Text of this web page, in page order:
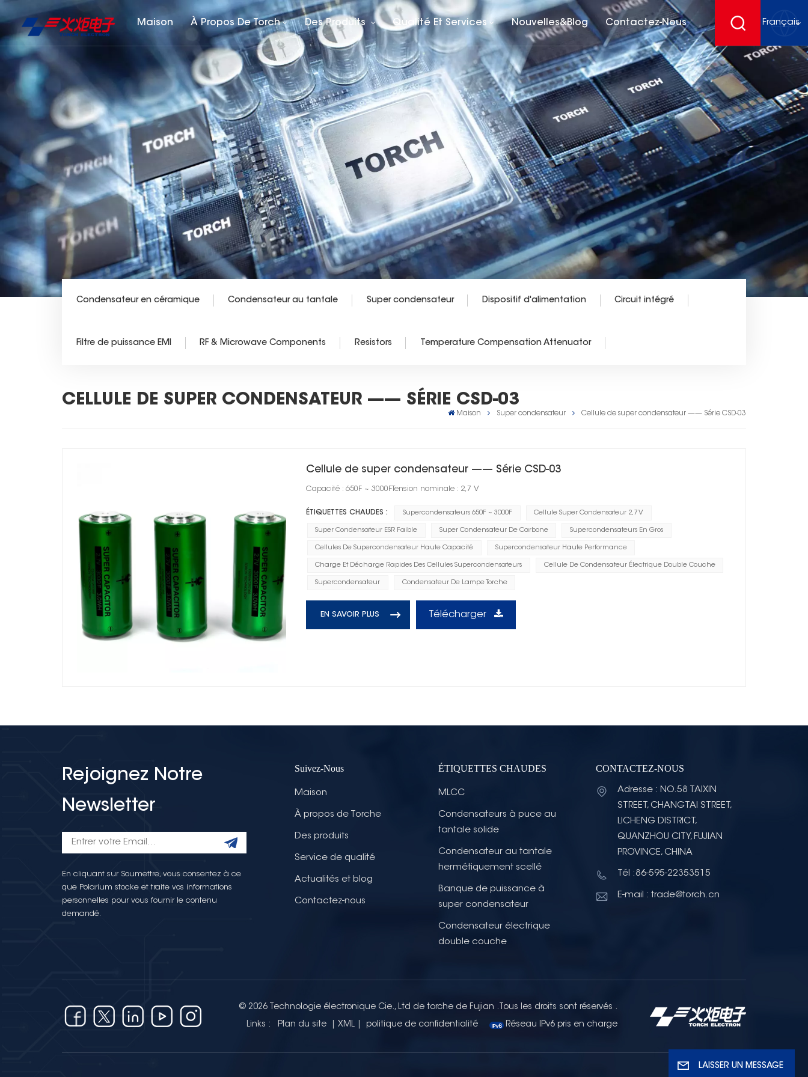
Maison À Propos De Torch Des Produits Qualité Et Services Nouvelles&Blog Contactez-Nous Français
English
français
Deutsch
español
Condensateur en céramique Condensateur au tantale Super condensateur Dispositif d'alimentation Circuit intégré
Filtre de puissance EMI RF & Microwave Components Resistors Temperature Compensation Attenuator
CELLULE DE SUPER CONDENSATEUR —— SÉRIE CSD-03
Maison Super condensateur Cellule de super condensateur —— Série CSD-03
Cellule de super condensateur —— Série CSD-03
Capacité : 650F ~ 3000FTension nominale : 2,7 V
ÉTIQUETTES CHAUDES : Supercondensateurs 650F ~ 3000F Cellule Super Condensateur 2,7 V
Super Condensateur ESR Faible Super Condensateur De Carbone Supercondensateurs En Gros
Cellules De Supercondensateur Haute Capacité Supercondensateur Haute Performance
Charge Et Décharge Rapides Des Cellules Supercondensateurs Cellule De Condensateur Électrique Double Couche
Supercondensateur Condensateur De Lampe Torche
EN SAVOIR PLUS Télécharger
Rejoignez Notre
Newsletter
En cliquant sur Soumettre, vous consentez à ce
que Polarium stocke et traite vos informations
personnelles pour vous fournir le contenu
demandé.
Suivez-Nous
Maison
À propos de Torche
Des produits
Service de qualité
Actualités et blog
Contactez-nous
ÉTIQUETTES CHAUDES
MLCC
Condensateurs à puce au
tantale solide
Condensateur au tantale
hermétiquement scellé
Banque de puissance à
super condensateur
Condensateur électrique
double couche
CONTACTEZ-NOUS
Adresse : NO.58 TAIXIN
STREET, CHANGTAI STREET,
LICHENG DISTRICT,
QUANZHOU CITY, FUJIAN
PROVINCE, CHINA
Tél :86-595-22353515
E-mail : trade@torch.cn
© 2026 Technologie électronique Cie., Ltd de torche de Fujian .Tous les droits sont réservés .
Links : Plan du site XML politique de confidentialité Réseau IPv6 pris en charge
LAISSER UN MESSAGE